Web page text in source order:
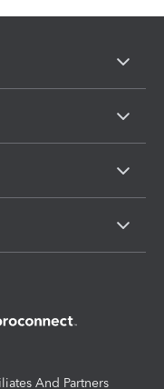
And Partners